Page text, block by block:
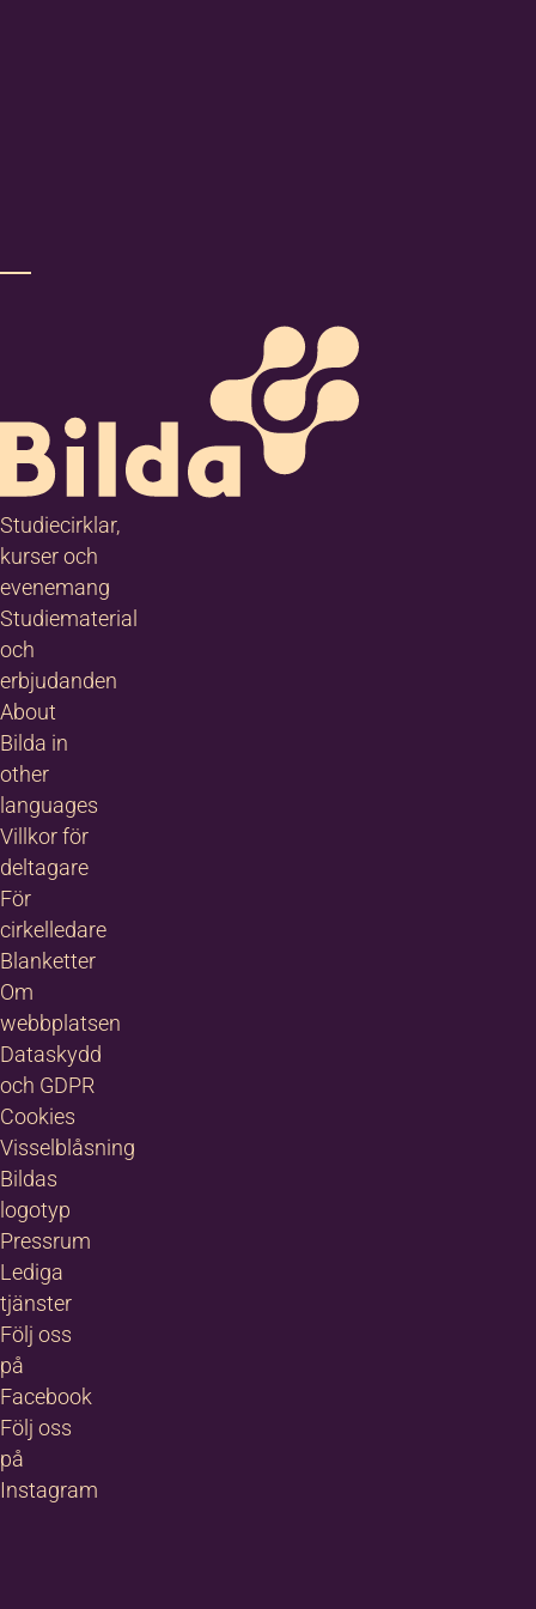
Studiecirklar,
kurser och
evenemang
Studiematerial
och
erbjudanden
About
Bilda in
other
languages
Villkor för
deltagare
För
cirkelledare
Blanketter
Om
webbplatsen
Dataskydd
och GDPR
Cookies
Visselblåsning
Bildas
logotyp
Pressrum
Lediga
tjänster
Följ oss
på
Facebook
Följ oss
på
Instagram